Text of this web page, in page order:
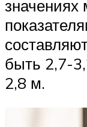
значениях
быть 2,7-
2,8 м.